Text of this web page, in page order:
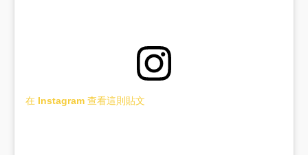
在 Instagram 查看這則貼文